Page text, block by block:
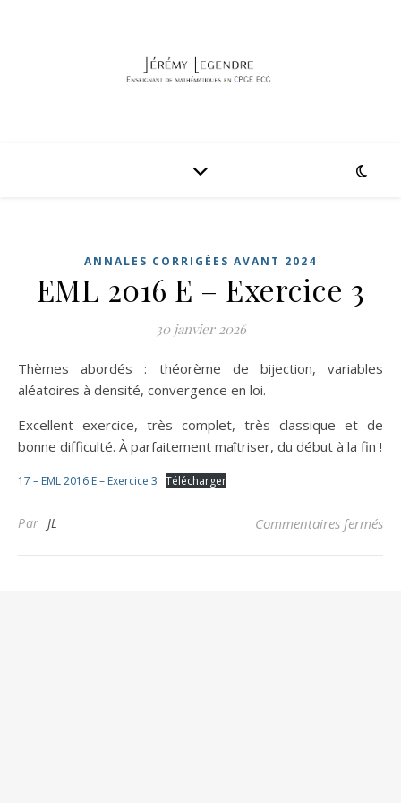
ANNALES CORRIGÉES AVANT 2024
EML 2016 E – Exercice 3
30 janvier 2026
Thèmes abordés : théorème de bijection, variables
aléatoires à densité, convergence en loi.
Excellent exercice, très complet, très classique et de
bonne difficulté. À parfaitement maîtriser, du début à la fin !
17 – EML 2016 E – Exercice 3 Télécharger
Par JL Commentaires fermés